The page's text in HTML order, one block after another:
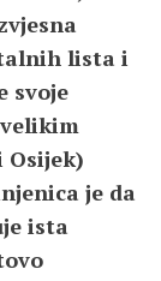
lista i
svoje
Osijek)
je da
ista